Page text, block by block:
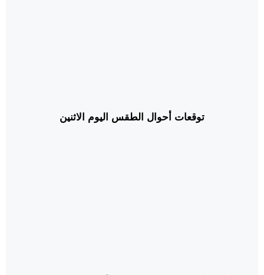
توقعات أحوال الطقس اليوم الاثنين